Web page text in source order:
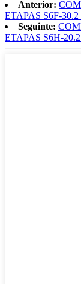
Anterior:
ETAPAS S6F-
Seguinte:
ETAPAS S6H-